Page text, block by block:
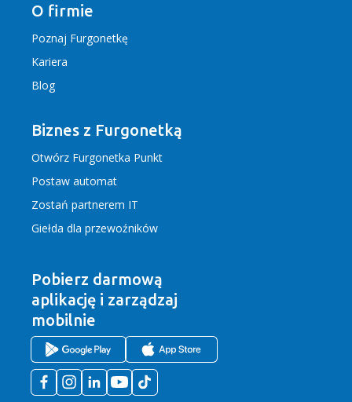
O firmie
Poznaj Furgonetkę
Kariera
Blog
Biznes z Furgonetką
Otwórz Furgonetka Punkt
Postaw automat
Zostań partnerem IT
Giełda dla przewoźników
Pobierz darmową
aplikację i zarządzaj
mobilnie